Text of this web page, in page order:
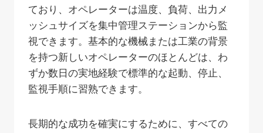
ており、オペレーターは温度、負荷、出力メ
ッシュサイズを集中管理ステーションから監
視できます。基本的な機械または工業の背景
を持つ新しいオペレーターのほとんどは、わ
ずか数日の実地経験で標準的な起動、停止、
監視手順に習熟できます。
長期的な成功を確実にするために、すべての